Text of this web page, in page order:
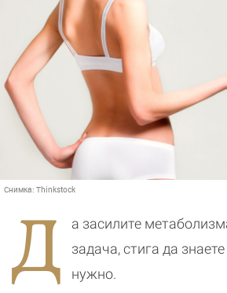
Снимка: Thinkstock
Д
а засилите
задача, стига да
нужно.